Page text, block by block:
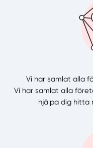
Vi har samlat alla
Vi har samlat alla
hjälpa dig hitta